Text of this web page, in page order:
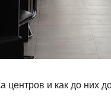
центров и как до них